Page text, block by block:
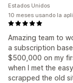
Amazing team to
a subscription
$500,000 on my
when I met the
scrapped the old
Estados Unidos
10 meses usando la